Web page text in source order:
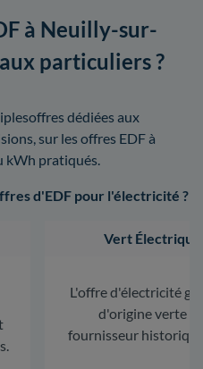
à Neuilly-sur-
particuliers ?
dédiées aux
sur les offres EDF à
kWh pratiqués.
d'EDF pour l'électricité ?
Vert Électrique
L'offre d'électricité
d'origine verte
fournisseur